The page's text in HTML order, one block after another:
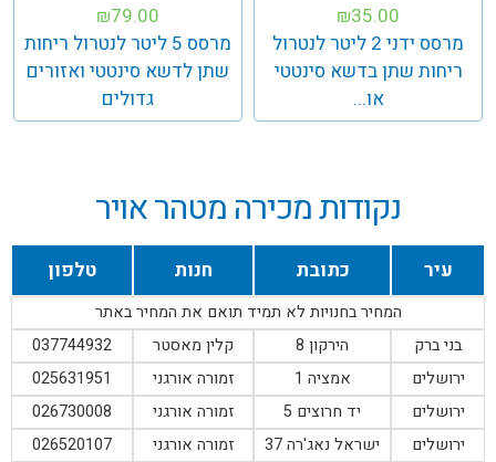
₪35.00
מרסס ידני 2 ליטר לנטרול
ריחות שתן בדשא סינטטי
או...
₪79.00
מרסס 5 ליטר לנטרול ריחות
שתן לדשא סינטטי ואזורים
גדולים
נקודות מכירה מטהר אויר
עיר כתובת חנות טלפון
המחיר בחנויות לא תמיד תואם את המחיר באתר
בני ברק
הירקון 8 קלין מאסטר
037744932
ירושלים
אמציה 1 זמורה אורגני
025631951
ירושלים
יד חרוצים 5 זמורה אורגני
026730008
ירושלים
ישראל נאג'רה 37 זמורה אורגני 026520107